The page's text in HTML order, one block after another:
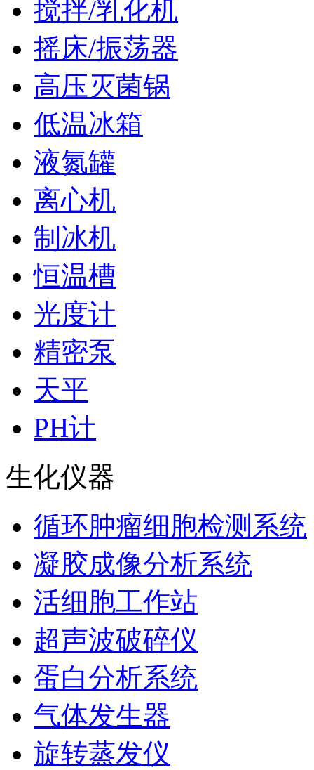
搅拌/乳化机
摇床/振荡器
高压灭菌锅
低温冰箱
液氮罐
离心机
制冰机
恒温槽
光度计
精密泵
天平
PH计
生化仪器
循环肿瘤细胞检测系统
凝胶成像分析系统
活细胞工作站
超声波破碎仪
蛋白分析系统
气体发生器
旋转蒸发仪